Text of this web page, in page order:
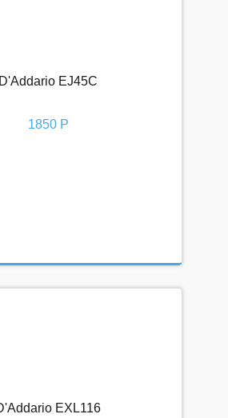
D'Addario EJ45C
1850 Р
EXL116